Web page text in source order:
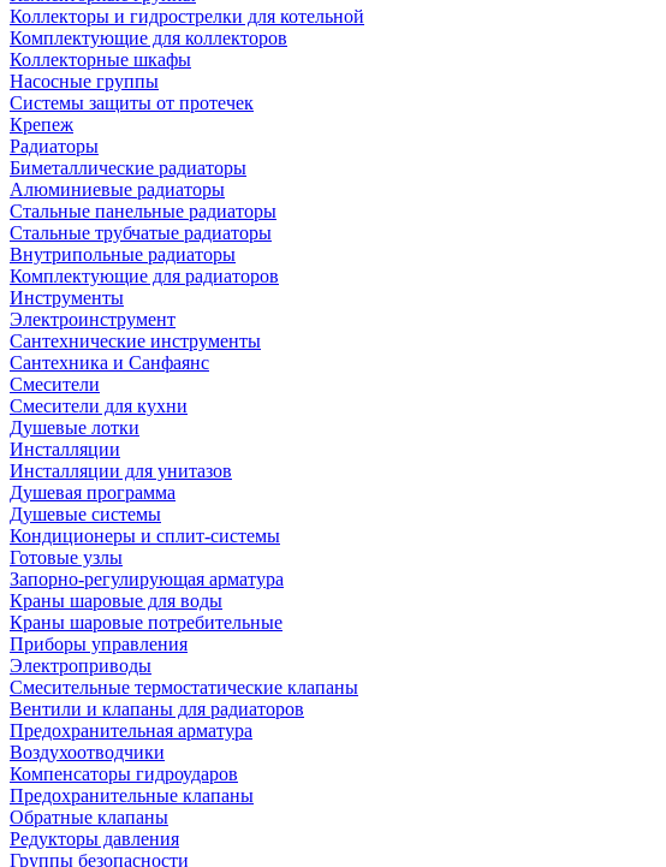
Коллекторы и гидрострелки для котельной
Комплектующие для коллекторов
Коллекторные шкафы
Насосные группы
Системы защиты от протечек
Крепеж
Радиаторы
Биметаллические радиаторы
Алюминиевые радиаторы
Стальные панельные радиаторы
Стальные трубчатые радиаторы
Внутрипольные радиаторы
Комплектующие для радиаторов
Инструменты
Электроинструмент
Сантехнические инструменты
Сантехника и Санфаянс
Смесители
Смесители для кухни
Душевые лотки
Инсталляции
Инсталляции для унитазов
Душевая программа
Душевые системы
Кондиционеры и сплит-системы
Готовые узлы
Запорно-регулирующая арматура
Краны шаровые для воды
Краны шаровые потребительные
Приборы управления
Электроприводы
Смесительные термостатические клапаны
Вентили и клапаны для радиаторов
Предохранительная арматура
Воздухоотводчики
Компенсаторы гидроударов
Предохранительные клапаны
Обратные клапаны
Редукторы давления
Группы безопасности